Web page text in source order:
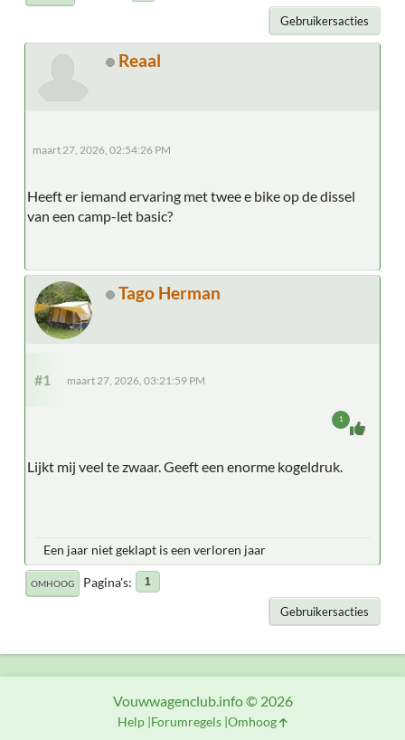
Gebruikersacties
Reaal
maart 27, 2026, 02:54:26 PM
Heeft er iemand ervaring met twee e bike op de dissel
van een camp-let basic?
Tago Herman
#1 maart 27, 2026, 03:21:59 PM
Lijkt mij veel te zwaar. Geeft een enorme kogeldruk.
1
Een jaar niet geklapt is een verloren jaar
OMHOOG Pagina's 1
Gebruikersacties
Vouwwagenclub.info © 2026
Help Forumregels Omhoog